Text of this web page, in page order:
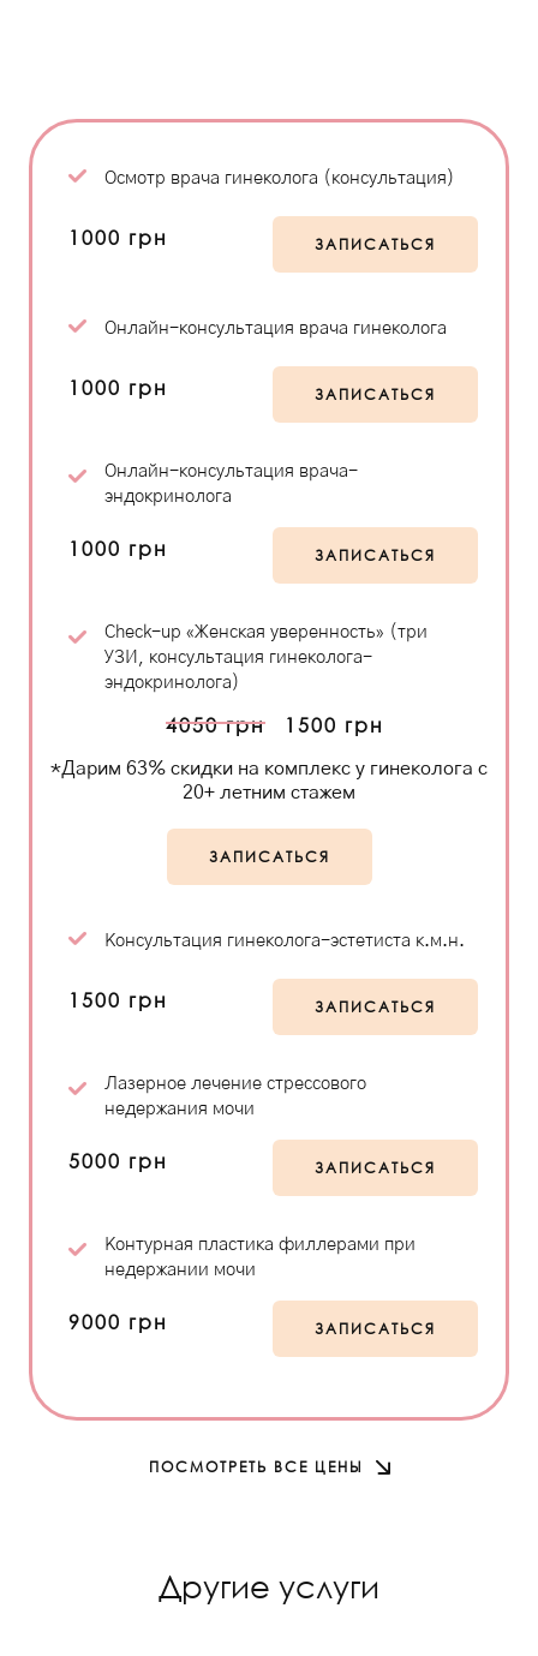
Осмотр врача гинеколога (консультация)
1000 грн ЗАПИСАТЬСЯ
Онлайн-консультация врача гинеколога
1000 грн ЗАПИСАТЬСЯ
Онлайн-консультация врача-
эндокринолога
1000 грн ЗАПИСАТЬСЯ
Check-up «Женская уверенность» (три
УЗИ, консультация гинеколога-
эндокринолога)
4050 грн 1500 грн
*Дарим 63% скидки на комплекс у гинеколога с
20+ летним стажем
ЗАПИСАТЬСЯ
Консультация гинеколога-эстетиста к.м.н.
1500 грн ЗАПИСАТЬСЯ
Лазерное лечение стрессового
недержания мочи
5000 грн ЗАПИСАТЬСЯ
Контурная пластика филлерами при
недержании мочи
9000 грн ЗАПИСАТЬСЯ
ПОСМОТРЕТЬ ВСЕ ЦЕНЫ
Другие услуги